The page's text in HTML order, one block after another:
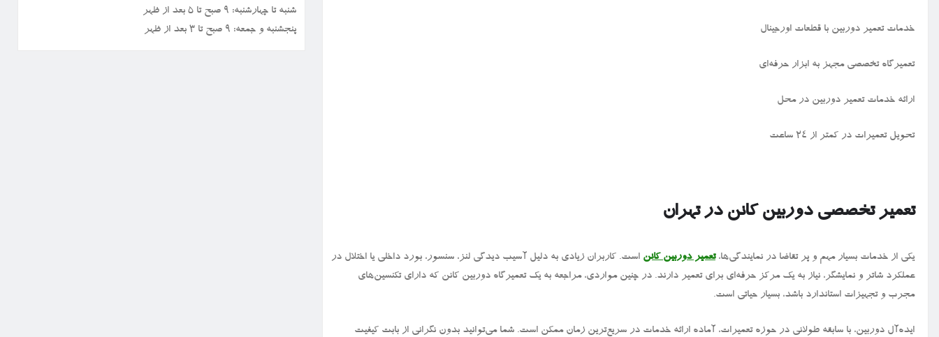
خدمات تعمیر دوربین با قطعات اورجینال
تعمیرگاه تخصصی مجهز به ابزار حرفه‌ای
ارائه خدمات تعمیر دوربین در محل
تحویل تعمیرات در کمتر از ۲۴ ساعت
تعمیر تخصصی دوربین کانن در تهران
یکی از خدمات بسیار مهم و پر تقاضا در نمایندگی‌ها،تعمیر دوربین کانن است. کاربران زیادی به‌ دلیل آسیب‌ دیدگی لنز، سنسور، بورد داخلی یا اختلال در
عملکرد شاتر و نمایشگر، نیاز به یک مرکز حرفه‌ای برای تعمیر دارند. در چنین مواردی، مراجعه به یک تعمیرگاه دوربین کانن که دارای تکنسین‌های
مجرب و تجهیزات استاندارد باشد، بسیار حیاتی است.
ایده‌آل دوربین، با سابقه طولانی در حوزه تعمیرات، آماده ارائه خدمات در سریع‌ترین زمان ممکن است. شما می‌توانید بدون نگرانی از بابت کیفیت
شنبه تا چهارشنبه: ۹ صبح تا ۵ بعد از ظهر
پنجشنبه و جمعه: ۹ صبح تا ۳ بعد از ظهر